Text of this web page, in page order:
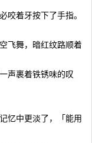
着牙按下了手指。
飞舞，暗红纹路顺着
声裹着铁锈味的叹
中更淡了，「能用